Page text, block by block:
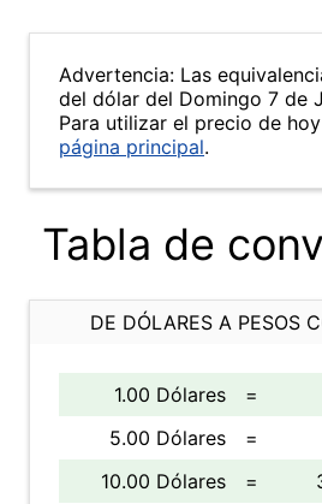
Advertencia: Las
del dólar del Domingo 7 de
Para utilizar el precio de
página principal.
Tabla de
DE DÓLARES A PESOS
1.00 Dólares =
5.00 Dólares
=
10.00 Dólares
=